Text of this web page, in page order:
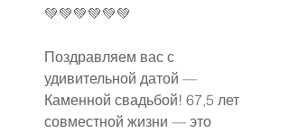
💚💚💚💚💚💚
Поздравляем вас с
удивительной датой —
Каменной свадьбой! 67,5 лет
совместной жизни — это